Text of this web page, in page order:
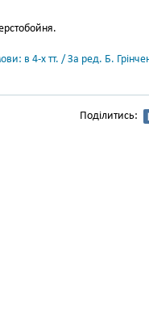
в 4-х тт. / За ред. Б.
Поділитись: